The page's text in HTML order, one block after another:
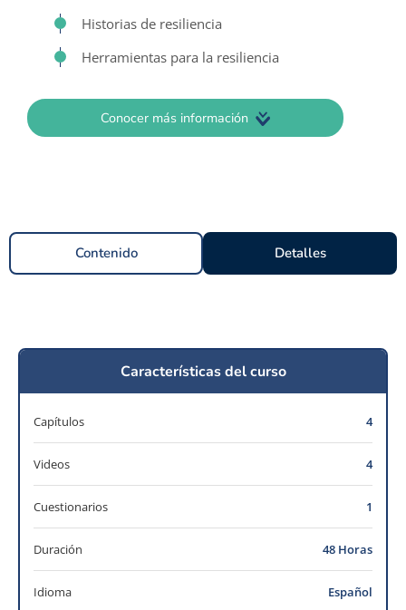
Historias de resiliencia
Herramientas para la resiliencia
Conocer más información
Contenido Detalles
Características del curso
Capítulos 4
Videos 4
Cuestionarios 1
Duración 48 Horas
Idioma Español